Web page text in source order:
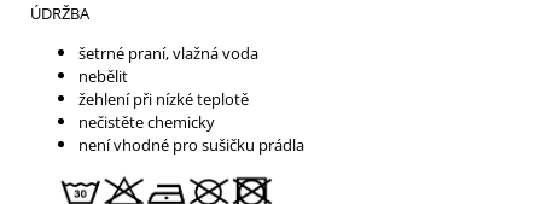
ÚDRŽBA
šetrné praní, vlažná voda
nebělit
žehlení při nízké teplotě
nečistěte chemicky
není vhodné pro sušičku prádla